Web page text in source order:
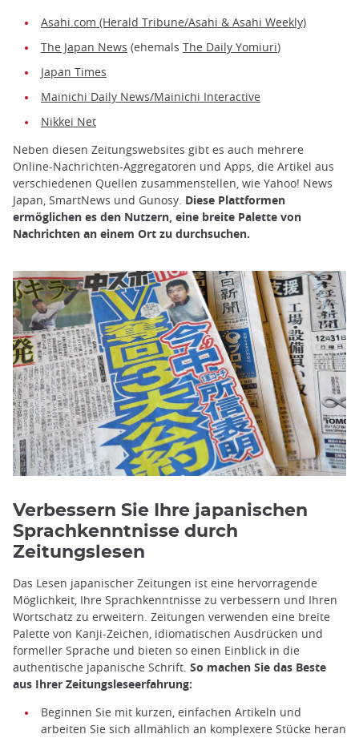
Asahi.com (Herald Tribune/Asahi & Asahi Weekly)
The Japan News (ehemals The Daily Yomiuri)
Japan Times
Mainichi Daily News/Mainichi Interactive
Nikkei Net
Neben diesen Zeitungswebsites gibt es auch mehrere
Online-Nachrichten-Aggregatoren und Apps, die Artikel aus
verschiedenen Quellen zusammenstellen, wie Yahoo! News
Japan, SmartNews und Gunosy. Diese Plattformen
ermöglichen es den Nutzern, eine breite Palette von
Nachrichten an einem Ort zu durchsuchen.
Verbessern Sie Ihre japanischen
Sprachkenntnisse durch
Zeitungslesen
Das Lesen japanischer Zeitungen ist eine hervorragende
Möglichkeit, Ihre Sprachkenntnisse zu verbessern und Ihren
Wortschatz zu erweitern. Zeitungen verwenden eine breite
Palette von Kanji-Zeichen, idiomatischen Ausdrücken und
formeller Sprache und bieten so einen Einblick in die
authentische japanische Schrift. So machen Sie das Beste
aus Ihrer Zeitungsleseerfahrung:
Beginnen Sie mit kurzen, einfachen Artikeln und
arbeiten Sie sich allmählich an komplexere Stücke heran